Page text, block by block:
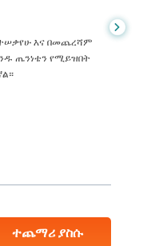
ተሠቃየሁ እና በመጨረሻም
ጤንነቴን የሚይዝበት
ተጨማሪ ያስሱ